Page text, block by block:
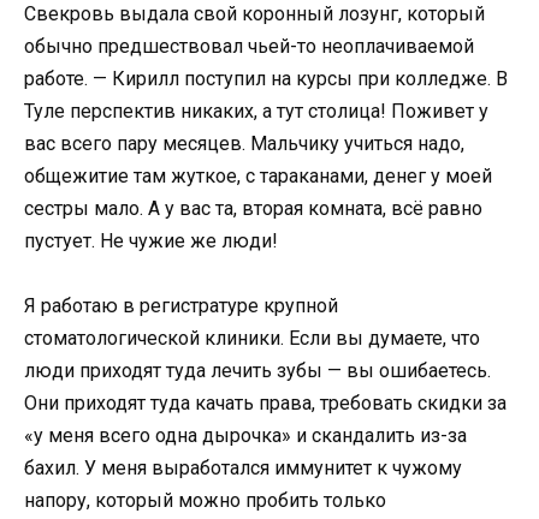
Свекровь выдала свой коронный лозунг, который
обычно предшествовал чьей-то неоплачиваемой
работе. — Кирилл поступил на курсы при колледже. В
Туле перспектив никаких, а тут столица! Поживет у
вас всего пару месяцев. Мальчику учиться надо,
общежитие там жуткое, с тараканами, денег у моей
сестры мало. А у вас та, вторая комната, всё равно
пустует. Не чужие же люди!
Я работаю в регистратуре крупной
стоматологической клиники. Если вы думаете, что
люди приходят туда лечить зубы — вы ошибаетесь.
Они приходят туда качать права, требовать скидки за
«у меня всего одна дырочка» и скандалить из-за
бахил. У меня выработался иммунитет к чужому
напору, который можно пробить только